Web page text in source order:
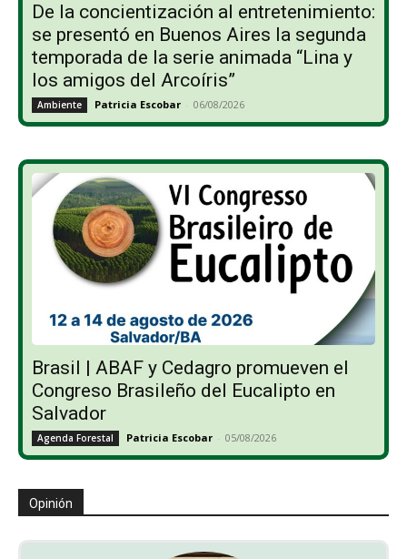
De la concientización al entretenimiento:
se presentó en Buenos Aires la segunda
temporada de la serie animada “Lina y
los amigos del Arcoíris”
Ambiente Patricia Escobar - 06/08/2026
Brasil | ABAF y Cedagro promueven el
Congreso Brasileño del Eucalipto en
Salvador
Agenda Forestal Patricia Escobar - 05/08/2026
Opinión